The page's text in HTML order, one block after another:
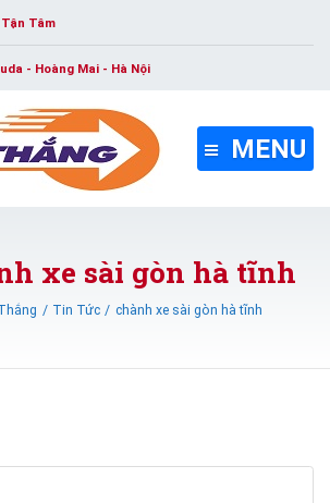
Tâm
- Hoàng Mai - Hà Nội
MENU
xe sài gòn hà tĩnh
Tin Tức chành xe sài gòn hà tĩnh